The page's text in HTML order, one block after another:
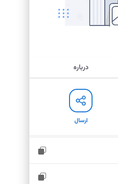
درباره
ارسال